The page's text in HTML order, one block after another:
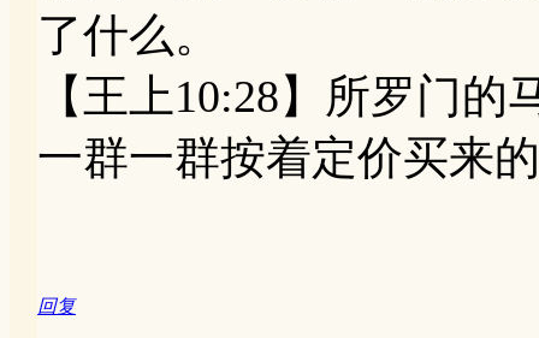
了什么。
【王上10:28】所罗门
一群一群按着定价买来
回复